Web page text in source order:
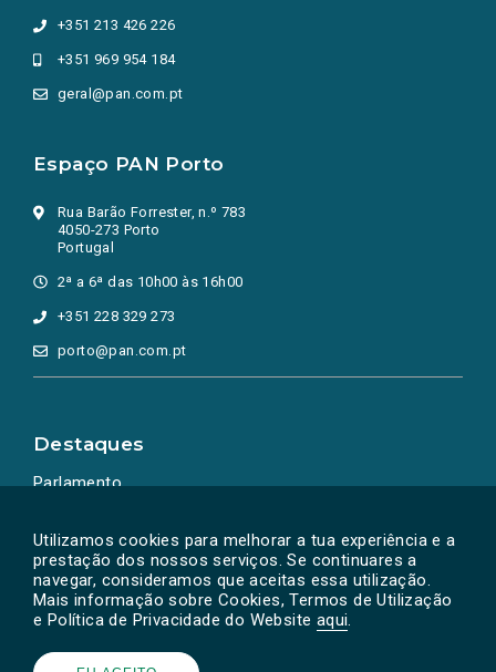
Utilizamos cookies para melhorar a tua experiência e a
prestação dos nossos serviços. Se continuares a
navegar, consideramos que aceitas essa utilização.
Mais informação sobre Cookies, Termos de Utilização
e Política de Privacidade do Website aqui.
+351 213 426 226
+351 969 954 184
geral@pan.com.pt
Espaço PAN Porto
Rua Barão Forrester, n.º 783
4050-273 Porto
Portugal
2ª a 6ª das 10h00 às 16h00
+351 228 329 273
porto@pan.com.pt
Destaques
Parlamento